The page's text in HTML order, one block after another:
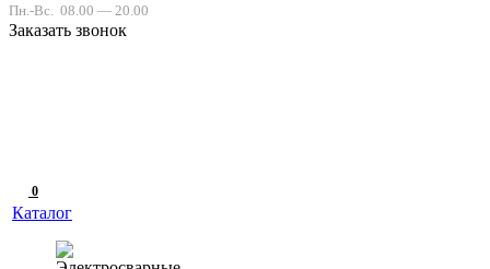
Пн.-Вс. 08.00 — 20.00
Заказать звонок
0
Каталог